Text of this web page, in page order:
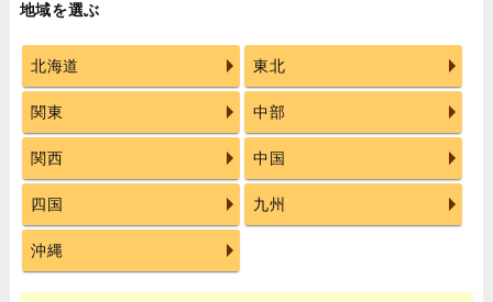
地域を選ぶ
北海道 東北
関東 中部
関西 中国
四国 九州
沖縄